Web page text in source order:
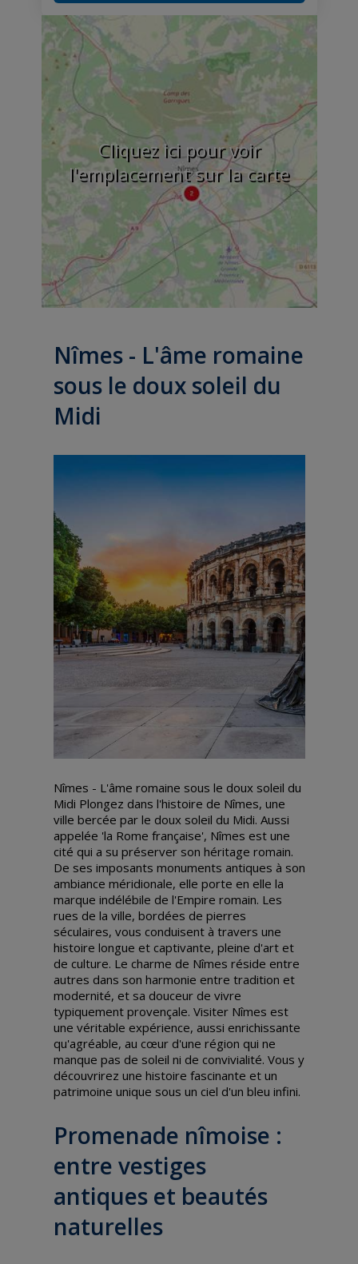
Cliquez ici pour voir
l'emplacement sur la carte
Nîmes - L'âme romaine
sous le doux soleil du
Midi
Nîmes - L'âme romaine sous le doux soleil du
Midi Plongez dans l'histoire de Nîmes, une
ville bercée par le doux soleil du Midi. Aussi
appelée 'la Rome française', Nîmes est une
cité qui a su préserver son héritage romain.
De ses imposants monuments antiques à son
ambiance méridionale, elle porte en elle la
marque indélébile de l'Empire romain. Les
rues de la ville, bordées de pierres
séculaires, vous conduisent à travers une
histoire longue et captivante, pleine d'art et
de culture. Le charme de Nîmes réside entre
autres dans son harmonie entre tradition et
modernité, et sa douceur de vivre
typiquement provençale. Visiter Nîmes est
une véritable expérience, aussi enrichissante
qu'agréable, au cœur d'une région qui ne
manque pas de soleil ni de convivialité. Vous y
découvrirez une histoire fascinante et un
patrimoine unique sous un ciel d'un bleu infini.
Promenade nîmoise :
entre vestiges
antiques et beautés
naturelles